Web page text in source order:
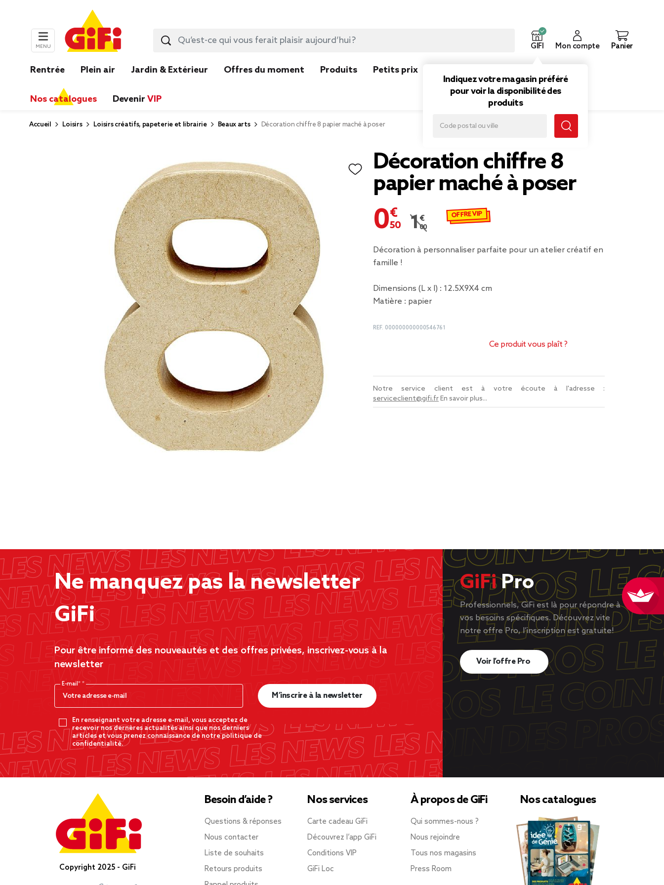
MENU GIFI
Indiquez votre magasin préféré
pour voir la disponibilité des
produits
Mon compte Panier
Rentrée Plein air Jardin & Extérieur Offres du moment Produits Petits prix
Nos catalogues Devenir VIP
Accueil Loisirs Loisirs créatifs, papeterie et librairie Beaux arts Décoration chiffre 8 papier maché à poser
Décoration chiffre 8
papier maché à poser
0,50 €
Prix remisé de 1,00 € à 0,50 €
1,00 €
OFFRE VIP
Décoration à personnaliser parfaite pour un atelier créatif en
famille !
Dimensions (L x l) : 12.5X9X4 cm
Matière : papier
REF. 000000000000546761
Ce produit vous plaît ?
Notre service client est à votre écoute à l'adresse :
serviceclient@gifi.frEn savoir plus...
Ne manquez pas la newsletter
GiFi
Pour être informé des nouveautés et des offres privées, inscrivez-vous à la
newsletter
E-mail*
En renseignant votre adresse e-mail, vous acceptez de
recevoir nos dernères actualités ainsi que nos derniers
articles et vous prenez connaissance de notre politique de
confidentialité.
M’inscrire à la newsletter
GiFiPro
Professionnels, GiFi est là pour répondre à
vos besoins spécifiques. Découvrez vite
notre offre Pro, l’inscription est gratuite!
Voir l’offre Pro
Copyright 2025 - GiFi
Besoin d’aide ?
Questions & réponses
Nous contacter
Liste de souhaits
Retours produits
Nos services
Carte cadeau GiFi
Découvrez l’app GiFi
Conditions VIP
GiFi Loc
À propos de GiFi
Qui sommes-nous ?
Nous rejoindre
Tous nos magasins
Press Room
Nos catalogues